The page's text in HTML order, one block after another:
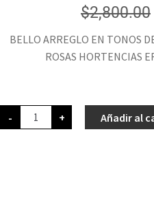
$2,800.00
BELLO ARREGLO EN TONOS
ROSAS HORTENCIAS
- + Añadir al